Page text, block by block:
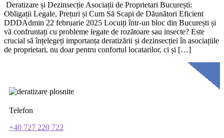
Deratizare și Dezinsecție Asociații de Proprietari București:
Obligații Legale, Prețuri și Cum Să Scapi de Dăunători Eficient
DDDAdmin 22 februarie 2025 Locuiți într-un bloc din București și
vă confruntați cu probleme legate de rozătoare sau insecte? Este
crucial să înțelegeți importanța deratizării și dezinsecției în asociațiile
de proprietari, nu doar pentru confortul locatarilor, ci și […]
Telefon
+40 727 220 722